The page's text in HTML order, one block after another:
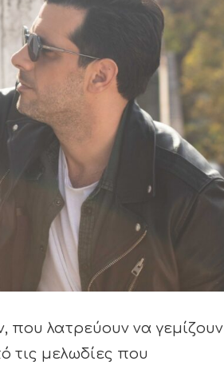
λατρεύουν να γεμίζουν
τις μελωδίες που